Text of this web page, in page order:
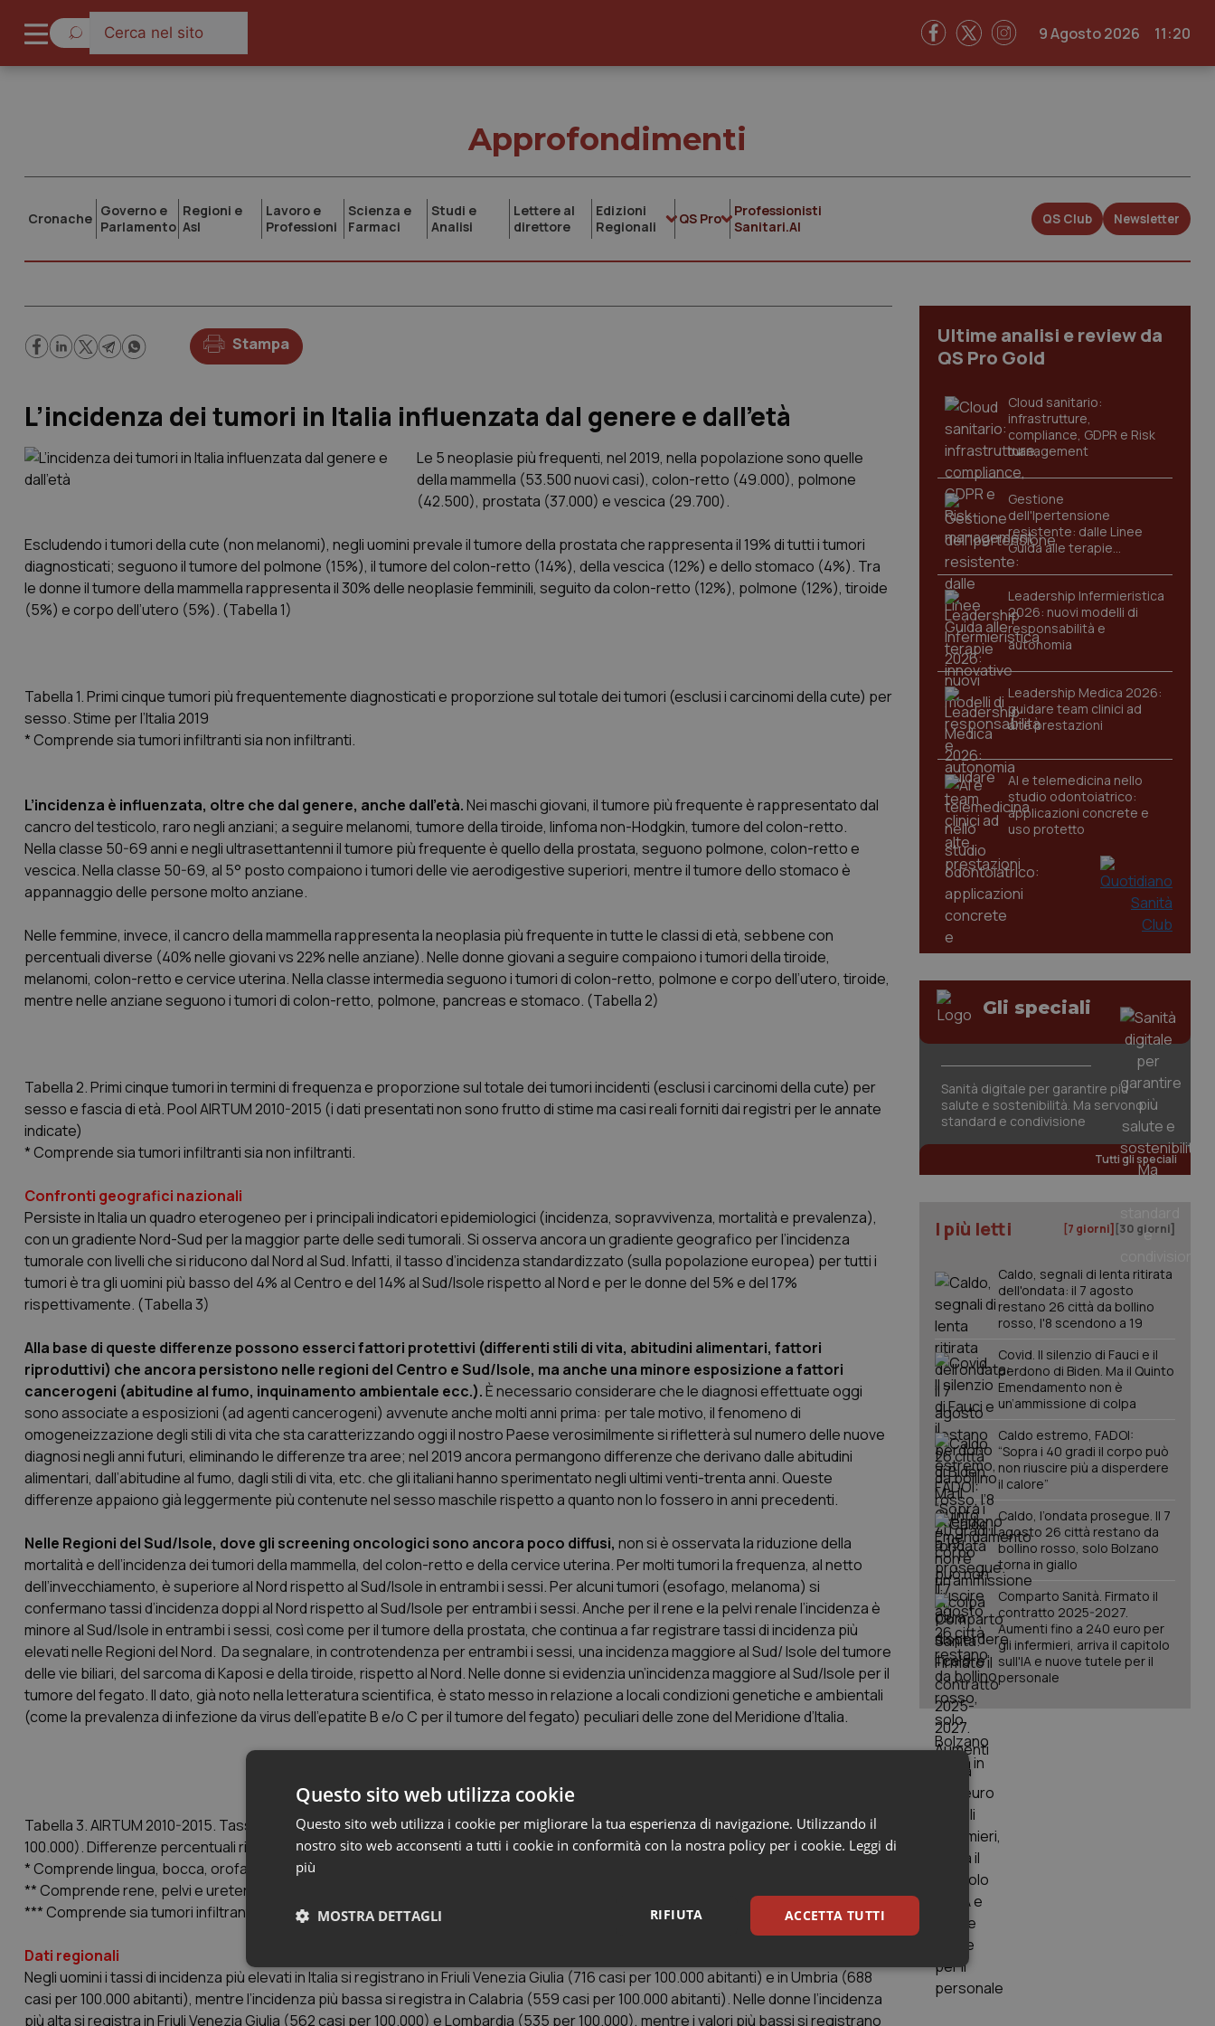
9 Agosto 2026 11:20
Approfondimenti
Cronache Governo e
Parlamento
Regioni e
Asl
Lavoro e
Professioni
Scienza e
Farmaci
Studi e
Analisi
Lettere al
direttore
Edizioni
Regionali
QS Pro
Professionisti
Sanitari.AI
QS Club Newsletter
Stampa
L’incidenza dei tumori in Italia influenzata dal genere e dall’età
Le 5 neoplasie più frequenti, nel 2019, nella popolazione sono quelle
della mammella (53.500 nuovi casi), colon-retto (49.000), polmone
(42.500), prostata (37.000) e vescica (29.700).
Escludendo i tumori della cute (non melanomi), negli uomini prevale il tumore della prostata che rappresenta il 19% di tutti i tumori
diagnosticati; seguono il tumore del polmone (15%), il tumore del colon-retto (14%), della vescica (12%) e dello stomaco (4%). Tra
le donne il tumore della mammella rappresenta il 30% delle neoplasie femminili, seguito da colon-retto (12%), polmone (12%), tiroide
(5%) e corpo dell’utero (5%). (Tabella 1)
Tabella 1. Primi cinque tumori più frequentemente diagnosticati e proporzione sul totale dei tumori (esclusi i carcinomi della cute) per
sesso. Stime per l’Italia 2019
* Comprende sia tumori infiltranti sia non infiltranti.
L’incidenza è influenzata, oltre che dal genere, anche dall’età.Nei maschi giovani, il tumore più frequente è rappresentato dal
cancro del testicolo, raro negli anziani; a seguire melanomi, tumore della tiroide, linfoma non-Hodgkin, tumore del colon-retto.
Nella classe 50-69 anni e negli ultrasettantenni il tumore più frequente è quello della prostata, seguono polmone, colon-retto e
vescica. Nella classe 50-69, al 5° posto compaiono i tumori delle vie aerodigestive superiori, mentre il tumore dello stomaco è
appannaggio delle persone molto anziane.
Nelle femmine, invece, il cancro della mammella rappresenta la neoplasia più frequente in tutte le classi di età, sebbene con
percentuali diverse (40% nelle giovani vs 22% nelle anziane). Nelle donne giovani a seguire compaiono i tumori della tiroide,
melanomi, colon-retto e cervice uterina. Nella classe intermedia seguono i tumori di colon-retto, polmone e corpo dell’utero, tiroide,
mentre nelle anziane seguono i tumori di colon-retto, polmone, pancreas e stomaco. (Tabella 2)
Tabella 2. Primi cinque tumori in termini di frequenza e proporzione sul totale dei tumori incidenti (esclusi i carcinomi della cute) per
sesso e fascia di età. Pool AIRTUM 2010-2015 (i dati presentati non sono frutto di stime ma casi reali forniti dai registri per le annate
indicate)
* Comprende sia tumori infiltranti sia non infiltranti.
Confronti geografici nazionali
Persiste in Italia un quadro eterogeneo per i principali indicatori epidemiologici (incidenza, sopravvivenza, mortalità e prevalenza),
con un gradiente Nord-Sud per la maggior parte delle sedi tumorali. Si osserva ancora un gradiente geografico per l’incidenza
tumorale con livelli che si riducono dal Nord al Sud. Infatti, il tasso d’incidenza standardizzato (sulla popolazione europea) per tutti i
tumori è tra gli uomini più basso del 4% al Centro e del 14% al Sud/Isole rispetto al Nord e per le donne del 5% e del 17%
rispettivamente. (Tabella 3)
Alla base di queste differenze possono esserci fattori protettivi (differenti stili di vita, abitudini alimentari, fattori
riproduttivi) che ancora persistono nelle regioni del Centro e Sud/Isole, ma anche una minore esposizione a fattori
cancerogeni (abitudine al fumo, inquinamento ambientale ecc.).È necessario considerare che le diagnosi effettuate oggi
sono associate a esposizioni (ad agenti cancerogeni) avvenute anche molti anni prima: per tale motivo, il fenomeno di
omogeneizzazione degli stili di vita che sta caratterizzando oggi il nostro Paese verosimilmente si rifletterà sul numero delle nuove
diagnosi negli anni futuri, eliminando le differenze tra aree; nel 2019 ancora permangono differenze che derivano dalle abitudini
alimentari, dall’abitudine al fumo, dagli stili di vita, etc. che gli italiani hanno sperimentato negli ultimi venti-trenta anni. Queste
differenze appaiono già leggermente più contenute nel sesso maschile rispetto a quanto non lo fossero in anni precedenti.
Nelle Regioni del Sud/Isole, dove gli screening oncologici sono ancora poco diffusi, non si è osservata la riduzione della
mortalità e dell’incidenza dei tumori della mammella, del colon-retto e della cervice uterina. Per molti tumori la frequenza, al netto
dell’invecchiamento, è superiore al Nord rispetto al Sud/Isole in entrambi i sessi. Per alcuni tumori (esofago, melanoma) si
confermano tassi d’incidenza doppi al Nord rispetto al Sud/Isole per entrambi i sessi. Anche per il rene e la pelvi renale l’incidenza è
minore al Sud/Isole in entrambi i sessi, così come per il tumore della prostata, che continua a far registrare tassi di incidenza più
elevati nelle Regioni del Nord. Da segnalare, in controtendenza per entrambi i sessi, una incidenza maggiore al Sud/ Isole del tumore
delle vie biliari, del sarcoma di Kaposi e della tiroide, rispetto al Nord. Nelle donne si evidenzia un’incidenza maggiore al Sud/Isole per il
tumore del fegato. Il dato, già noto nella letteratura scientifica, è stato messo in relazione a locali condizioni genetiche e ambientali
(come la prevalenza di infezione da virus dell’epatite B e/o C per il tumore del fegato) peculiari delle zone del Meridione d’Italia.
Tabella 3. AIRTUM 2010-2015. Tassi di incidenza standardizzati sulla nuova popolazione europea per area geografica e sesso (x
100.000). Differenze percentuali rispetto al Nord
* Comprende lingua, bocca, orofaringe, rinofaringe, ipofaringe, faringe NAS, laringe.
** Comprende rene, pelvi e uretere.
*** Comprende sia tumori infiltranti sia non infiltranti.
Dati regionali
Negli uomini i tassi di incidenza più elevati in Italia si registrano in Friuli Venezia Giulia (716 casi per 100.000 abitanti) e in Umbria (688
casi per 100.000 abitanti), mentre l’incidenza più bassa si registra in Calabria (559 casi per 100.000 abitanti). Nelle donne l’incidenza
più alta si registra in Friuli Venezia Giulia (562 casi per 100.000) e Lombardia (535 per 100.000), mentre i valori più bassi si registrano
Ultime analisi e review da
QS Pro Gold
Cloud sanitario:
infrastrutture,
compliance, GDPR e Risk
management
Gestione
dell'Ipertensione
resistente: dalle Linee
Guida alle terapie
innovative
Leadership Infermieristica
2026: nuovi modelli di
responsabilità e
autonomia
Leadership Medica 2026:
guidare team clinici ad
alte prestazioni
AI e telemedicina nello
studio odontoiatrico:
applicazioni concrete e
uso protetto
Gli speciali
Sanità digitale per garantire più
salute e sostenibilità. Ma servono
standard e condivisione
Tutti gli speciali
I più letti [7 giorni] [30 giorni]
Caldo, segnali di lenta ritirata
dell'ondata: il 7 agosto
restano 26 città da bollino
rosso, l'8 scendono a 19
Covid. Il silenzio di Fauci e il
perdono di Biden. Ma il Quinto
Emendamento non è
un’ammissione di colpa
Caldo estremo, FADOI:
“Sopra i 40 gradi il corpo può
non riuscire più a disperdere
il calore”
Caldo, l’ondata prosegue. Il 7
agosto 26 città restano da
bollino rosso, solo Bolzano
torna in giallo
Comparto Sanità. Firmato il
contratto 2025-2027.
Aumenti fino a 240 euro per
gli infermieri, arriva il capitolo
sull'IA e nuove tutele per il
personale
Questo sito web utilizza cookie
Questo sito web utilizza i cookie per migliorare la tua esperienza di navigazione. Utilizzando il
nostro sito web acconsenti a tutti i cookie in conformità con la nostra policy per i cookie. Leggi di
più
ACCETTA TUTTI
RIFIUTA
MOSTRA DETTAGLI
Necessari Statistici Marketing